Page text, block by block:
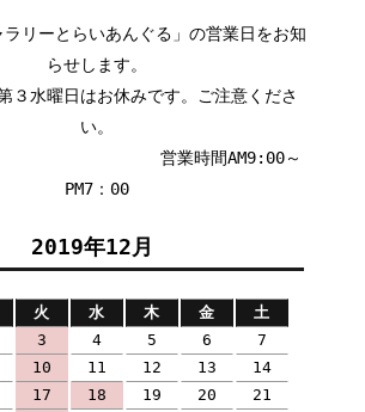
ラリーとらいあんぐる」の営業日をお知
らせします。
３水曜日はお休みです。ご注意くださ
い。
間AM9:00～
PM7：00
2019年12月
火 水 木 金
土
3 4 5 6
7
10 11 12 13
14
17 18 19 20
21